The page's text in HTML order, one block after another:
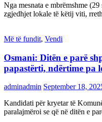
Nga mesnata e mbrëmshme
zgjedhjet lokale të këtij viti,
Më të fundit, Vendi
Osmani: Ditën e parë
papastërti, ndërtime pa
adminadmin September 18,
Kandidati për kryetar të
paralajmëroi se që në ditën e